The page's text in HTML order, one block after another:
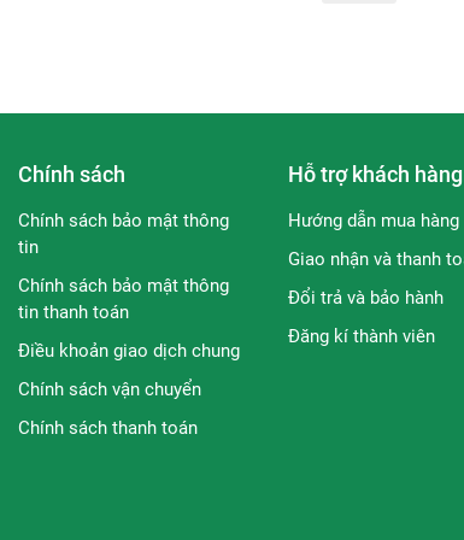
tạo sắc tố da giúp làm mờ các vết thâm và làm
chất chống oxy hóa giúp tái tạo các tế bào da
độ ẩm trên da.
hồng để cân bằng da. Lấy một lượng vừa đủ nhẹ
chất có thể thẩm thấu sâu vào trong da.
Chính sách
Chính sách bảo mật thông
tin
Chính sách bảo mật thông
tin thanh toán
Điều khoản giao dịch chung
Chính sách vận chuyển
Chính sách thanh toán
Hỗ trợ khách hàng
Hướng dẫn mua hàng
Giao nhận và thanh
Đổi trả và bảo hành
Đăng kí thành viên